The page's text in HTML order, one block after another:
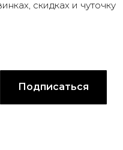
скидках и чуточку
Подписаться